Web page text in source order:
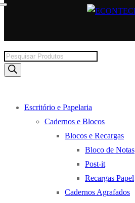
Products
search
Escritório e Papelaria
Cadernos e Blocos
Blocos e Recargas
Bloco de Notas
Post-it
Recargas Papel
Cadernos Agrafados